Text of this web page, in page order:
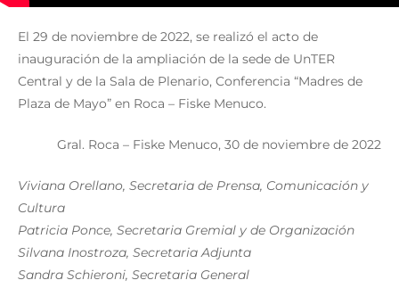
El 29 de noviembre de 2022, se realizó el acto de
inauguración de la ampliación de la sede de UnTER
Central y de la Sala de Plenario, Conferencia “Madres de
Plaza de Mayo” en Roca – Fiske Menuco.
Gral. Roca – Fiske Menuco, 30 de noviembre de 2022
Viviana Orellano, Secretaria de Prensa, Comunicación y
Cultura
Patricia Ponce, Secretaria Gremial y de Organización
Silvana Inostroza, Secretaria Adjunta
Sandra Schieroni, Secretaria General